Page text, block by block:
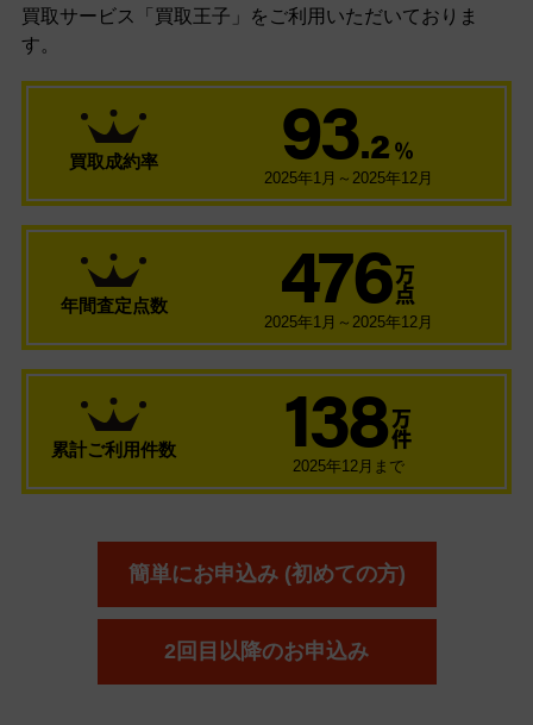
買取サービス「買取王子」をご利用いただいておりま
す。
買取成約率 93.2 ％
2025年1月～2025年12月
年間査定点数 476 万
点
2025年1月～2025年12月
累計ご利用件数 138 万
件
2025年12月まで
簡単にお申込み (初めての方)
2回目以降のお申込み